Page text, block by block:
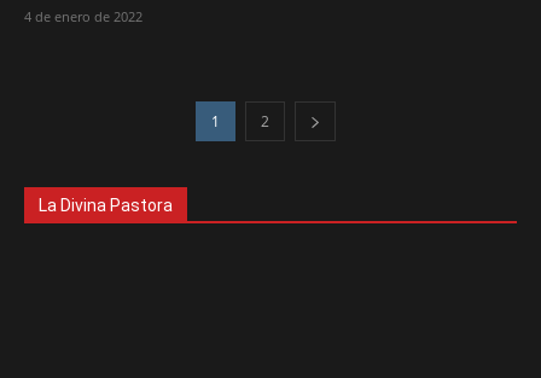
4 de enero de 2022
1 2
La Divina Pastora